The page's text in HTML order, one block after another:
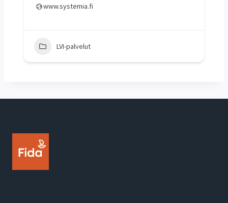
www.systemia.fi
LVI-palvelut